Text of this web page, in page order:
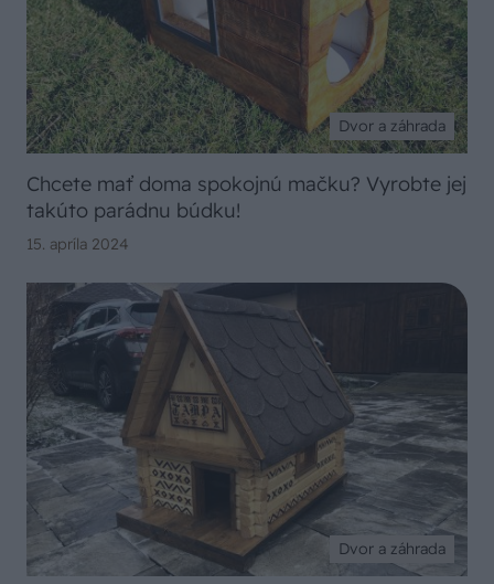
Dvor a záhrada
Chcete mať doma spokojnú mačku? Vyrobte jej
takúto parádnu búdku!
15. apríla 2024
Dvor a záhrada